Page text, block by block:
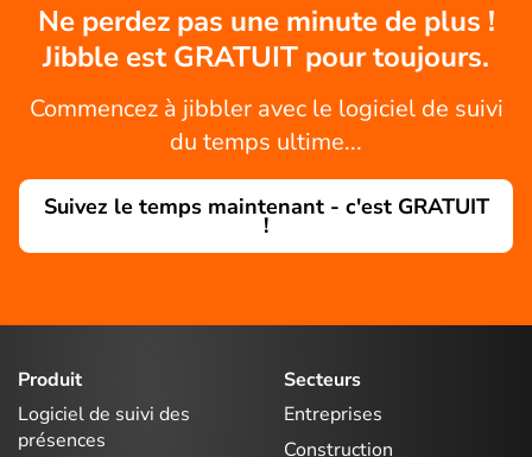
Ne perdez pas une minute de plus !
Jibble est GRATUIT pour toujours.
Commencez à jibbler avec le logiciel de suivi
du temps ultime...
Suivez le temps maintenant - c'est GRATUIT
!
Produit
Logiciel de suivi des
présences
Secteurs
Entreprises
Construction